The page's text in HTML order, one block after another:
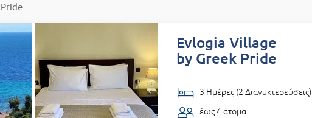
Evlogia Village
by Greek Pride
3 Ημέρες (2 Διανυκτερεύσεις)
έως 4 άτομα